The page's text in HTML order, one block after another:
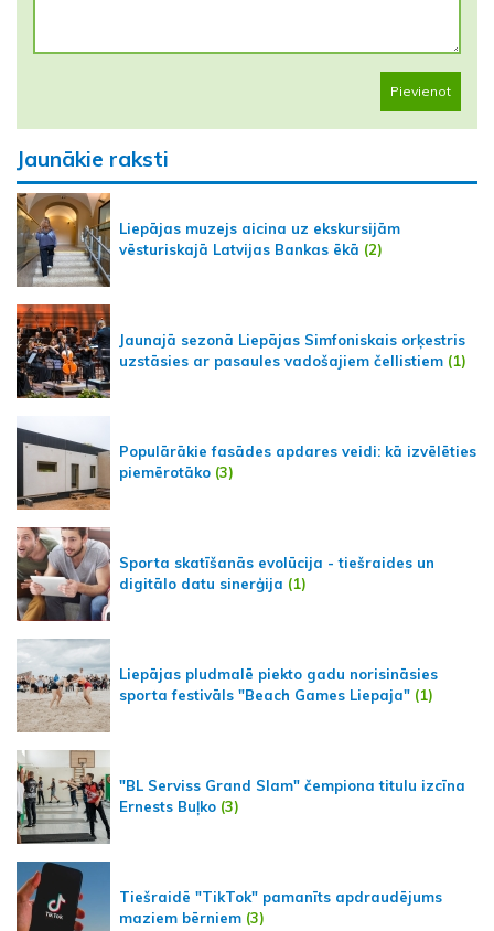
Pievienot
Jaunākie raksti
Liepājas muzejs aicina uz ekskursijām
vēsturiskajā Latvijas Bankas ēkā (2)
Jaunajā sezonā Liepājas Simfoniskais orķestris
uzstāsies ar pasaules vadošajiem čellistiem (1)
Populārākie fasādes apdares veidi: kā izvēlēties
piemērotāko (3)
Sporta skatīšanās evolūcija - tiešraides un
digitālo datu sinerģija (1)
Liepājas pludmalē piekto gadu norisināsies
sporta festivāls "Beach Games Liepaja" (1)
"BL Serviss Grand Slam" čempiona titulu izcīna
Ernests Buļko (3)
Tiešraidē "TikTok" pamanīts apdraudējums
maziem bērniem (3)